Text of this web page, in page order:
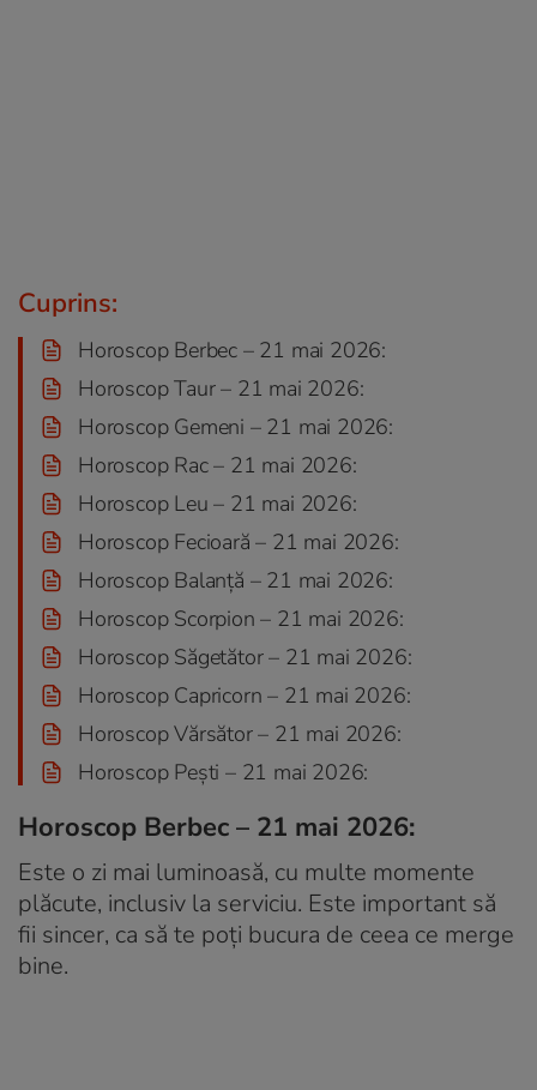
Cuprins:
Horoscop Berbec – 21 mai 2026:
Horoscop Taur – 21 mai 2026:
Horoscop Gemeni – 21 mai 2026:
Horoscop Rac – 21 mai 2026:
Horoscop Leu – 21 mai 2026:
Horoscop Fecioară – 21 mai 2026:
Horoscop Balanță – 21 mai 2026:
Horoscop Scorpion – 21 mai 2026:
Horoscop Săgetător – 21 mai 2026:
Horoscop Capricorn – 21 mai 2026:
Horoscop Vărsător – 21 mai 2026:
Horoscop Pești – 21 mai 2026:
Horoscop Berbec – 21 mai 2026:
Este o zi mai luminoasă, cu multe momente
plăcute, inclusiv la serviciu. Este important să
fii sincer, ca să te poți bucura de ceea ce merge
bine.